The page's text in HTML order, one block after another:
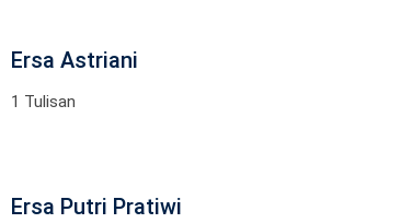
Ersa Astriani
1 Tulisan
Ersa Putri Pratiwi